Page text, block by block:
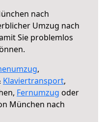
nach
Umzug nach
Sie problemlos
,
Klaviertransport,
Fernumzug oder
München nach